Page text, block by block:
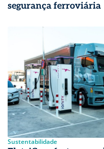
segurança ferroviária
Sustentabilidade